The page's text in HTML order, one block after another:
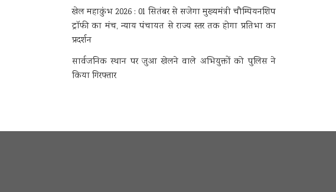
खेल महाकुंभ 2026 : 01 सितंबर से सजेगा मुख्यमंत्री चौम्पियनशिप
ट्रॉफी का मंच, न्याय पंचायत से राज्य स्तर तक होगा प्रतिभा का
प्रदर्शन
सार्वजनिक स्थान पर जुआ खेलने वाले अभियुक्तों को पुलिस ने
किया गिरफ्तार